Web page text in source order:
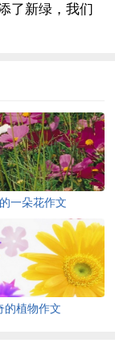
了新绿，我们
一朵花作文
的植物作文